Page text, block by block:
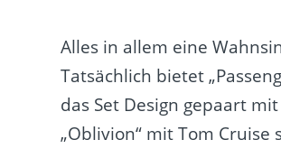
Alles in allem eine
Tatsächlich bietet
das Set Design gepaart
„Oblivion“ mit Tom